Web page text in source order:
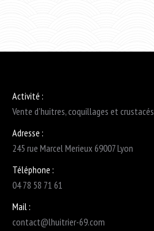
Activité :
Vente d’huitres, coquillages et crustacés
Adresse :
245 rue Marcel Merieux 69007 Lyon
Téléphone :
04 78 58 71 61
Mail :
contact@lhuitrier-69.com